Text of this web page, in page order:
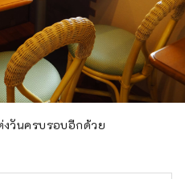
งวันครบรอบอีกด้วย